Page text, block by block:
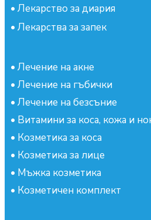
• Лекарство за диария
• Лекарства за запек
• Лечение на акне
• Лечение на гъбички
• Лечение на безсъние
• Витамини за коса, кожа и
• Козметика за коса
• Козметика за лице
• Мъжка козметика
• Козметичен комплект